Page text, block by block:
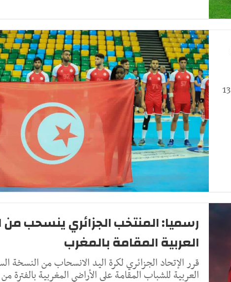
اكمل المنتخبان التونسي والمصري لكرة اليد للاواسط مساء أمس الجمعة 13
رسميا: المنتخب الجزائري ينسحب من
العربية المقامة بالمغرب
قرر الإتحاد الجزائري لكرة اليد الانسحاب من النسخة
العربية للشباب المقامة على الأراضي المغربية بالفترة من 21 إلى